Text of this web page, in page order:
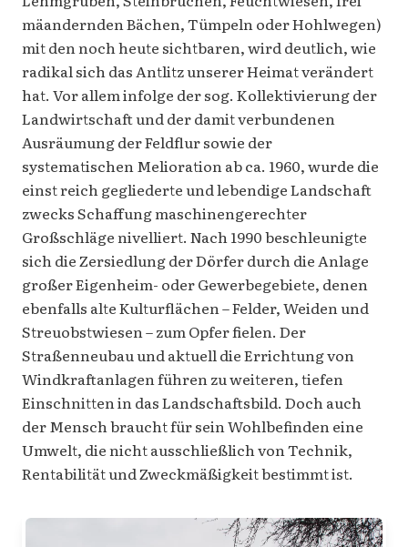
mäandernden Bächen, Tümpeln oder Hohlwegen)
mit den noch heute sichtbaren, wird deutlich, wie
radikal sich das Antlitz unserer Heimat verändert
hat. Vor allem infolge der sog. Kollektivierung der
Landwirtschaft und der damit verbundenen
Ausräumung der Feldflur sowie der
systematischen Melioration ab ca. 1960, wurde die
einst reich gegliederte und lebendige Landschaft
zwecks Schaffung maschinengerechter
Großschläge nivelliert. Nach 1990 beschleunigte
sich die Zersiedlung der Dörfer durch die Anlage
großer Eigenheim- oder Gewerbegebiete, denen
ebenfalls alte Kulturflächen – Felder, Weiden und
Streuobstwiesen – zum Opfer fielen. Der
Straßenneubau und aktuell die Errichtung von
Windkraftanlagen führen zu weiteren, tiefen
Einschnitten in das Landschaftsbild. Doch auch
der Mensch braucht für sein Wohlbefinden eine
Umwelt, die nicht ausschließlich von Technik,
Rentabilität und Zweckmäßigkeit bestimmt ist.